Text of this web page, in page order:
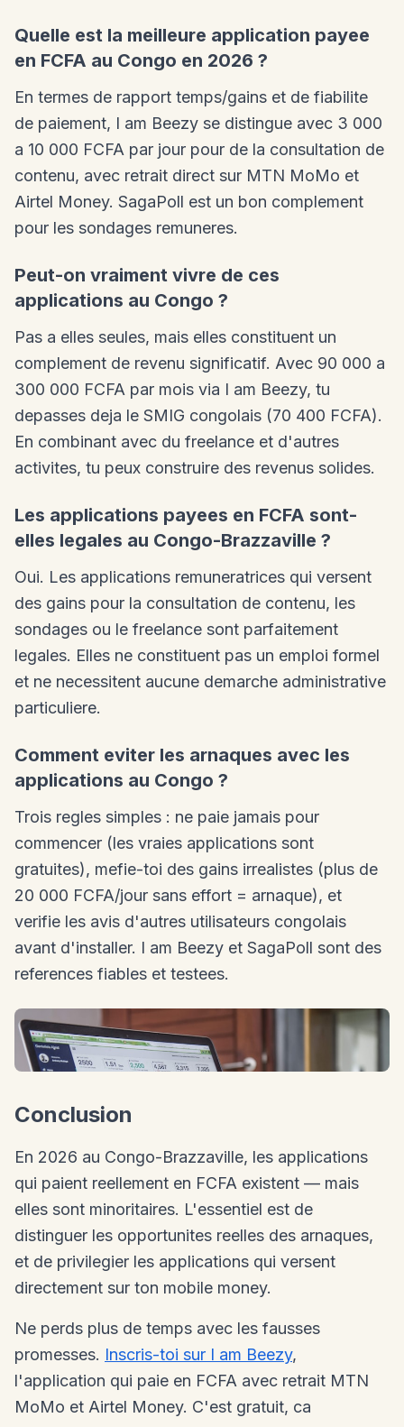
Quelle est la meilleure application payee
en FCFA au Congo en 2026 ?
En termes de rapport temps/gains et de fiabilite
de paiement, I am Beezy se distingue avec 3 000
a 10 000 FCFA par jour pour de la consultation de
contenu, avec retrait direct sur MTN MoMo et
Airtel Money. SagaPoll est un bon complement
pour les sondages remuneres.
Peut-on vraiment vivre de ces
applications au Congo ?
Pas a elles seules, mais elles constituent un
complement de revenu significatif. Avec 90 000 a
300 000 FCFA par mois via I am Beezy, tu
depasses deja le SMIG congolais (70 400 FCFA).
En combinant avec du freelance et d'autres
activites, tu peux construire des revenus solides.
Les applications payees en FCFA sont-
elles legales au Congo-Brazzaville ?
Oui. Les applications remuneratrices qui versent
des gains pour la consultation de contenu, les
sondages ou le freelance sont parfaitement
legales. Elles ne constituent pas un emploi formel
et ne necessitent aucune demarche administrative
particuliere.
Comment eviter les arnaques avec les
applications au Congo ?
Trois regles simples : ne paie jamais pour
commencer (les vraies applications sont
gratuites), mefie-toi des gains irrealistes (plus de
20 000 FCFA/jour sans effort = arnaque), et
verifie les avis d'autres utilisateurs congolais
avant d'installer. I am Beezy et SagaPoll sont des
references fiables et testees.
Conclusion
En 2026 au Congo-Brazzaville, les applications
qui paient reellement en FCFA existent — mais
elles sont minoritaires. L'essentiel est de
distinguer les opportunites reelles des arnaques,
et de privilegier les applications qui versent
directement sur ton mobile money.
Ne perds plus de temps avec les fausses
promesses. Inscris-toi sur I am Beezy,
l'application qui paie en FCFA avec retrait MTN
MoMo et Airtel Money. C'est gratuit, ca